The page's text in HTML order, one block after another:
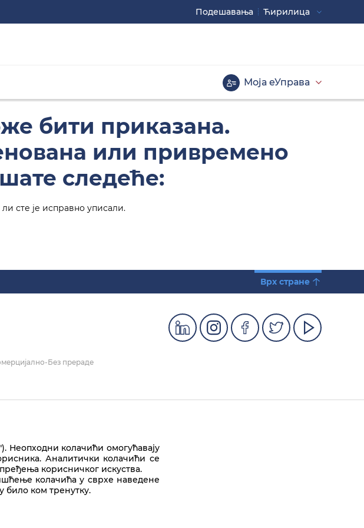
Моја еУправа
Ћирилица
Подешавaња
Велика слова
бити приказана.
или привремено
следеће:
сте је исправно уписали.
Врх стране
Без прераде
Неопходни колачићи омогућавају
Аналитички колачићи се
корисничког искуства.
колачића у сврхе наведене
ком тренутку.